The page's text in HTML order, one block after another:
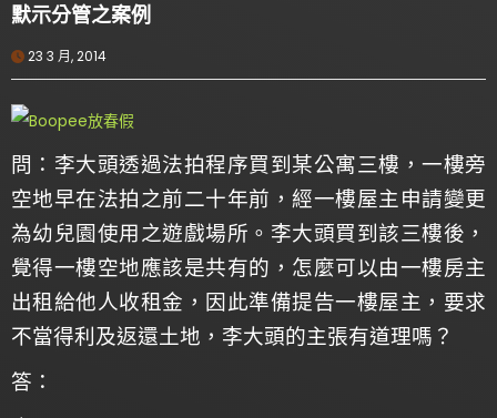
默示分管之案例
23 3 月, 2014
問： 李大頭透過法拍程序買到某公寓三樓，一樓旁
空地早在法拍之前二十年前，經一樓屋主申請變更
為幼兒園使用之遊戲場所。李大頭買到該三樓後，
覺得一樓空地應該是共有的，怎麼可以由一樓房主
出租給他人收租金，因此準備提告一樓屋主，要求
不當得利及返還土地，李大頭的主張有道理嗎？
答：